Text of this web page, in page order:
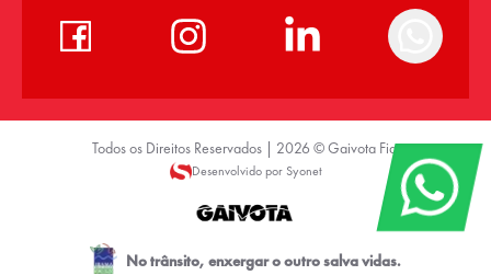
Todos os Direitos Reservados | 2026 © Gaivota Fiat
Desenvolvido por Syonet
No trânsito, enxergar o outro salva vidas.